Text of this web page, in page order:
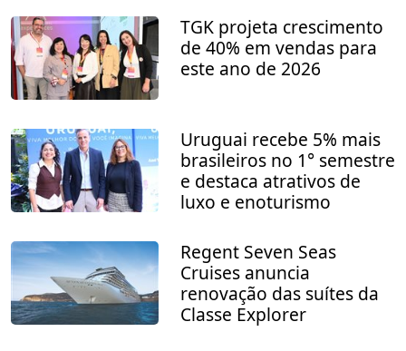
TGK projeta crescimento
de 40% em vendas para
este ano de 2026
Uruguai recebe 5% mais
brasileiros no 1° semestre
e destaca atrativos de
luxo e enoturismo
Regent Seven Seas
Cruises anuncia
renovação das suítes da
Classe Explorer